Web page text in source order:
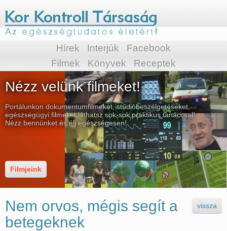
Hírek Interjúk
Facebook
Filmek
Könyvek Receptek
Nézz velünk filmeket!
Portálunkon dokumentumfilmeket, stúdióbeszélgetéseket,
egészségügyi filmeket láthatsz sok-sok praktikus tanáccsal!
Nézz bennünket és élj egészségesen!
Filmjeink
vissza
Nem orvos, mégis segít a
betegeknek